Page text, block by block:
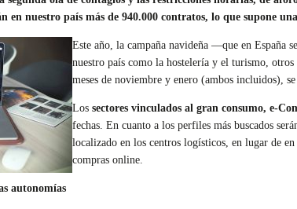
en nuestro país más de 940.000 contratos, lo que supone
Este año, la campaña navideña ―que en España
nuestro país como la hostelería y el turismo,
meses de noviembre y enero (ambos incluidos),
Los sectores vinculados al gran consumo, e-
fechas. En cuanto a los perfiles más buscados
localizado en los centros logísticos, en lugar de
compras online.
autonomías